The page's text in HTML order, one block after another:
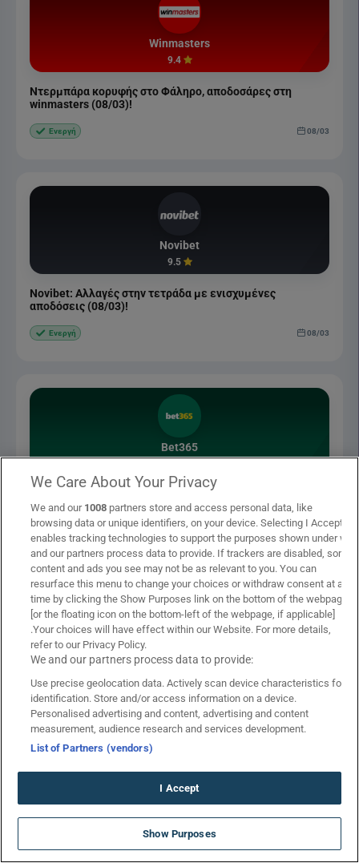
Winmasters
9.4
Ντερμπάρα κορυφής στο Φάληρο, αποδοσάρες στη
winmasters (08/03)!
Ενεργή 08/03
Novibet
9.5
Novibet: Αλλαγές στην τετράδα με ενισχυμένες
αποδόσεις (08/03)!
Ενεργή 08/03
Bet365
Ενεργή 05/03
Elabet
9.3
Η Κυριακή έχει ντερμπάρες Ολυμπιακός – ΠΑΟΚ και
Μίλαν – Ίντερ, αλλά στην Elabet δεν έχει Γκανιότα (08/03)
Netbet
SUMMERAKI2026 ΠΡΟΣΦΟΡΑ* ☀️
ΧΩΡΙΣ ΚΑΤΑΘΕΣΗ
We Care About Your Privacy
We and our 1008 partners store and access personal data, like
browsing data or unique identifiers, on your device. Selecting I Accept
enables tracking technologies to support the purposes shown under we
and our partners process data to provide. If trackers are disabled, some
content and ads you see may not be as relevant to you. You can
resurface this menu to change your choices or withdraw consent at any
time by clicking the Show Purposes link on the bottom of the webpage
[or the floating icon on the bottom-left of the webpage, if applicable]
.Your choices will have effect within our Website. For more details,
refer to our Privacy Policy.
We and our partners process data to provide:
Use precise geolocation data. Actively scan device characteristics for
identification. Store and/or access information on a device.
Personalised advertising and content, advertising and content
measurement, audience research and services development.
List of Partners (vendors)
I Accept
Show Purposes